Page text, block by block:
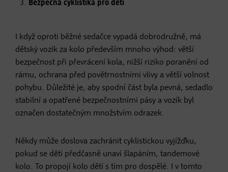
Bezpečná cyklistika pro děti
I když oproti běžné sedačce vypadá dobrodružně, má
dětský vozík za kolo především mnoho výhod: větší
bezpečnost při převrácení kola, nižší riziko poranění od
rámu, ochrana před povětrnostními vlivy a větší volnost
pohybu. Důležité je, aby spodní část byla pevná, sedadlo
stabilní a opatřené bezpečnostními pásy a vozík byl
označen dostatečným množstvím odrazek.
Někdy může doslova zachránit cyklistickou vyjížďku,
pokud se děti předčasně unaví šlapáním, tandemové
kolo. To propojí kolo dětí s tím pro dospělé. I v tomto